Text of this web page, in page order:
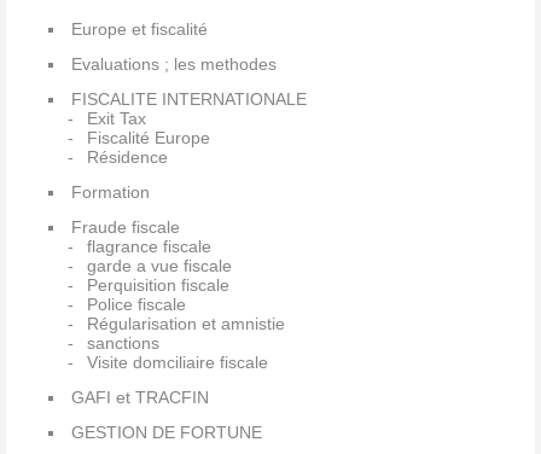
Europe et fiscalité
Evaluations ; les methodes
FISCALITE INTERNATIONALE
Exit Tax
Fiscalité Europe
Résidence
Formation
Fraude fiscale
flagrance fiscale
garde a vue fiscale
Perquisition fiscale
Police fiscale
Régularisation et amnistie
sanctions
Visite domciliaire fiscale
GAFI et TRACFIN
GESTION DE FORTUNE